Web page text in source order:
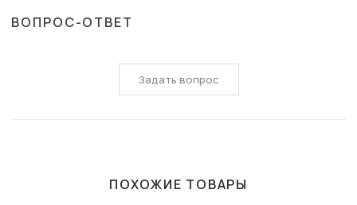
ВОПРОС-ОТВЕТ
Задать вопрос
ПОХОЖИЕ ТОВАРЫ